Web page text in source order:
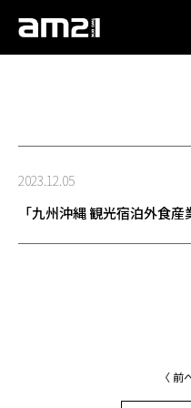
2023.12.05
「九州沖縄 観光宿泊外食
〈 前